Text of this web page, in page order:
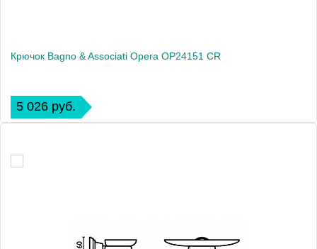
Крючок Bagno & Associati Opera OP24151 CR
5 026 руб.